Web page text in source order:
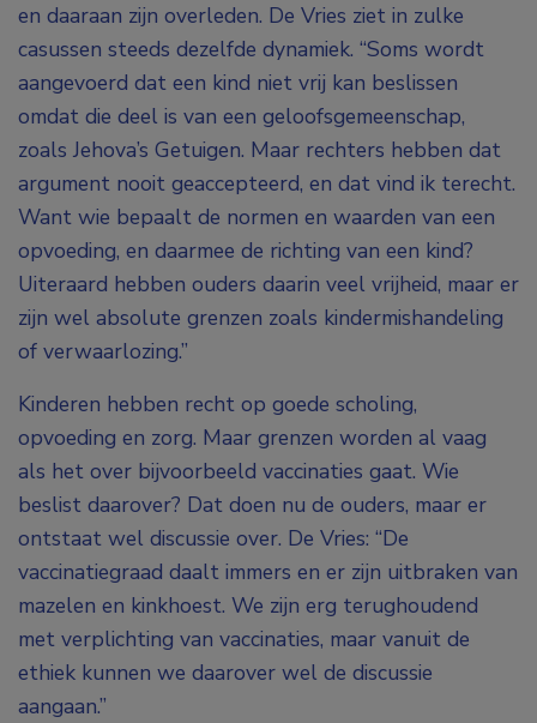
en daaraan zijn overleden. De Vries ziet in zulke
casussen steeds dezelfde dynamiek. “Soms wordt
aangevoerd dat een kind niet vrij kan beslissen
omdat die deel is van een geloofsgemeenschap,
zoals Jehova’s Getuigen. Maar rechters hebben dat
argument nooit geaccepteerd, en dat vind ik terecht.
Want wie bepaalt de normen en waarden van een
opvoeding, en daarmee de richting van een kind?
Uiteraard hebben ouders daarin veel vrijheid, maar er
zijn wel absolute grenzen zoals kindermishandeling
of verwaarlozing.”
Kinderen hebben recht op goede scholing,
opvoeding en zorg. Maar grenzen worden al vaag
als het over bijvoorbeeld vaccinaties gaat. Wie
beslist daarover? Dat doen nu de ouders, maar er
ontstaat wel discussie over. De Vries: “De
vaccinatiegraad daalt immers en er zijn uitbraken van
mazelen en kinkhoest. We zijn erg terughoudend
met verplichting van vaccinaties, maar vanuit de
ethiek kunnen we daarover wel de discussie
aangaan.”